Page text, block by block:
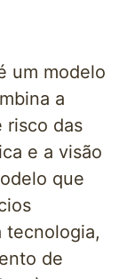
um modelo
a
risco das
e a visão
que
tecnologia,
de